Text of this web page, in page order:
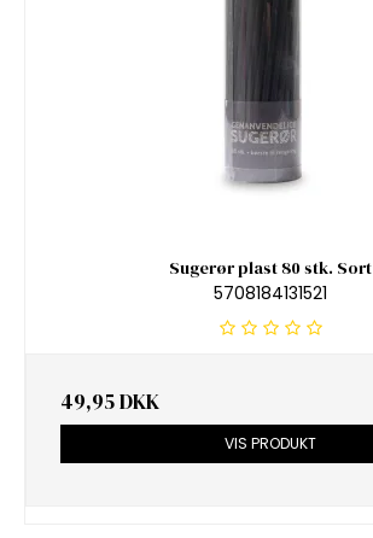
Sugerør plast 80 stk. Sort
5708184131521
49,95 DKK
VIS PRODUKT